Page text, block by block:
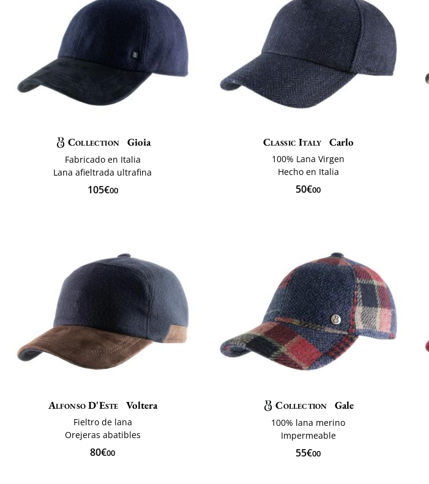
Collection Gioia
Fabricado en Italia
Lana afieltrada ultrafina
105€00
Classic Italy Carlo
100% Lana Virgen
Hecho en Italia
50€00
Alfonso D'Este Voltera
Fieltro de lana
Orejeras abatibles
80€00
Collection Gale
100% lana merino
Impermeable
55€00